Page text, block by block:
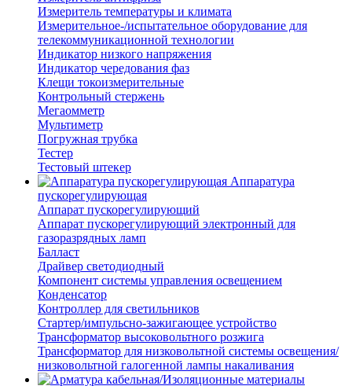
Измеритель температуры и климата
Измерительное-/испытательное оборудование для
телекоммуникационной технологии
Индикатор низкого напряжения
Индикатор чередования фаз
Клещи токоизмерительные
Контрольный стержень
Мегаомметр
Мультиметр
Погружная трубка
Тестер
Тестовый штекер
Аппаратура
пускорегулирующая
Аппарат пускорегулирующий
Аппарат пускорегулирующий электронный для
газоразрядных ламп
Балласт
Драйвер светодиодный
Компонент системы управления освещением
Конденсатор
Контроллер для светильников
Стартер/импульсно-зажигающее устройство
Трансформатор высоковольтного розжига
Трансформатор для низковольтной системы освещения/
низковольтной галогенной лампы накаливания